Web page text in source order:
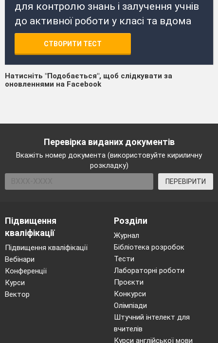
для контролю знань і залучення учнів
до активної роботи у класі та вдома
СТВОРИТИ ТЕСТ
Натисніть "Подобається", щоб слідкувати за
оновленнями на Facebook
Перевірка виданих документів
Вкажіть номер документа (використовуйте кириличну
розкладку)
ПЕРЕВІРИТИ
Підвищення
кваліфікації
Підвищення кваліфікації
Вебінари
Конференції
Курси
Вектор
Розділи
Журнал
Бібліотека розробок
Тести
Лабораторні роботи
Проєкти
Конкурси
Олімпіади
Штучний інтелект для
вчителів
Курси англійської мови